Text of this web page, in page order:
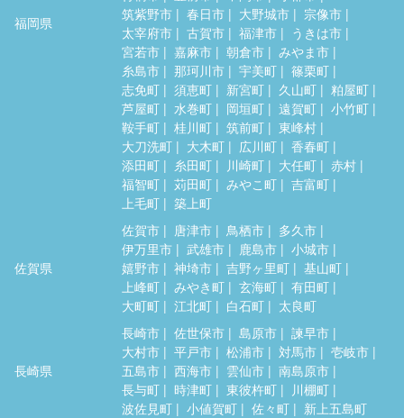
福岡県
筑紫野市
春日市 大野城市
宗像市
太宰府市
古賀市 福津市
うきは市
宮若市
嘉麻市 朝倉市
みやま市
糸島市
那珂川市 宇美町
篠栗町
志免町
須恵町 新宮町 久山町
粕屋町
芦屋町
水巻町 岡垣町 遠賀町
小竹町
鞍手町
桂川町 筑前町
東峰村
大刀洗町
大木町 広川町
香春町
添田町
糸田町 川崎町 大任町
赤村
福智町
苅田町 みやこ町
吉富町
上毛町
築上町
佐賀県
佐賀市 唐津市 鳥栖市
多久市
伊万里市
武雄市 鹿島市
小城市
嬉野市
神埼市 吉野ヶ里町
基山町
上峰町
みやき町 玄海町
有田町
大町町
江北町 白石町 太良町
長崎県
長崎市 佐世保市 島原市
諫早市
大村市
平戸市 松浦市 対馬市
壱岐市
五島市
西海市 雲仙市
南島原市
長与町
時津町 東彼杵町
川棚町
波佐見町
小値賀町 佐々町 新上五島町